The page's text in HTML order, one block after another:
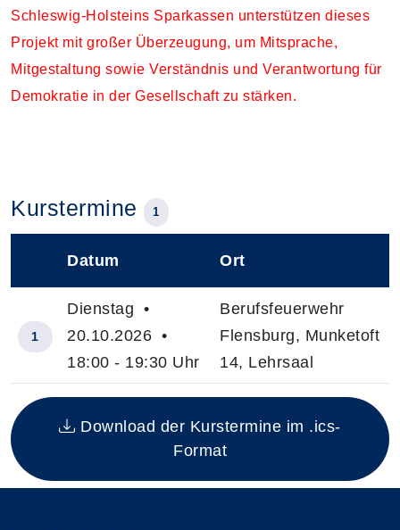
Schleswig-Holsteins Sparkassen unterstützen dieses
Projekt mit großer Überzeugung, um Mitsprache,
Mitgestaltung sowie Verständnis und Verantwortung für
Demokratie in der Gesellschaft zu stärken.
Kurstermine 1
Insgesamt gibt es 1 Termine zum diesen Kurs
Datum Ort
1
Dienstag •
20.10.2026 •
18:00 - 19:30 Uhr
Berufsfeuerwehr
Flensburg, Munketoft
14, Lehrsaal
Download der Kurstermine im .ics-
Format